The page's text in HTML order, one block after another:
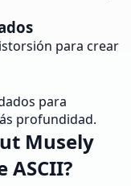
para crear
para
profundidad.
Musely
ASCII?